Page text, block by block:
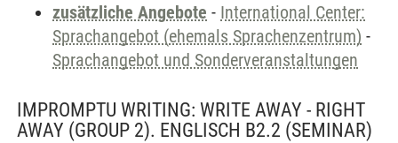
zusätzliche Angebote - International Center:
Sprachangebot (ehemals Sprachenzentrum) -
Sprachangebot und Sonderveranstaltungen
IMPROMPTU WRITING: WRITE AWAY - RIGHT
AWAY (GROUP 2). ENGLISCH B2.2 (SEMINAR)